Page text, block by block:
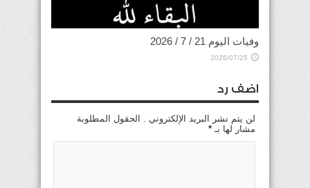
وفيات اليوم 21 / 7 / 2026
2026/07/25
اضف رد
لن يتم نشر البريد الإلكتروني . الحقول المطلوبة
مشار لها بـ *